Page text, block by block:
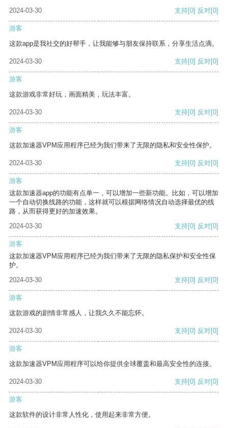
2024-03-30 支持[0] 反对[0]
游客
这款app是我社交的好帮手，让我能够与朋友保持联系，分享生活点滴。
2024-03-30 支持[0] 反对[0]
游客
这款游戏非常好玩，画面精美，玩法丰富。
2024-03-30 支持[0] 反对[0]
游客
这款加速器VPM应用程序已经为我们带来了无限的隐私和安全性保护。
2024-03-30 支持[0] 反对[0]
游客
这款加速器app的功能有点单一，可以增加一些新功能。比如，可以增加
一个自动切换线路的功能，这样就可以根据网络情况自动选择最优的线
路，从而获得更好的加速效果。
2024-03-30
支持[0] 反对[0]
游客
这款加速器VPM应用程序已经为我们带来了无限的隐私保护和安全性保
护。
2024-03-30
支持[0] 反对[0]
游客
这款游戏的剧情非常感人，让我久久不能忘怀。
2024-03-30 支持[0] 反对[0]
游客
这款加速器VPM应用程序可以给你提供全球覆盖和最高安全性的连接。
2024-03-30 支持[0] 反对[0]
游客
这款软件的设计非常人性化，使用起来非常方便。